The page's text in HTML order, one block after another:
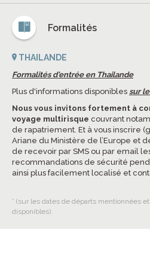
Formalités
THAILANDE
Formalités d'entrée en Thailande
Plus d'informations disponibles sur
Nous vous invitons fortement à
voyage multirisque couvrant
de rapatriement. Et à vous inscrire
Ariane du Ministère de l’Europe et
de recevoir par SMS ou par email
recommandations de sécurité
ainsi plus facilement localisé et
* (sur les dates de départs mentionnées
disponibles).